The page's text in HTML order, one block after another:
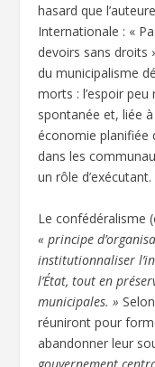
hasard que
Internationale : «
devoirs sans droits
du municipalisme
morts : l’espoir
spontanée et, liée
économie planifiée
dans les
un rôle d’exécutant.
Le confédéralisme
« principe
institutionnaliser
l’État, tout en
municipales. »
réuniront pour
abandonner leur
gouvernement